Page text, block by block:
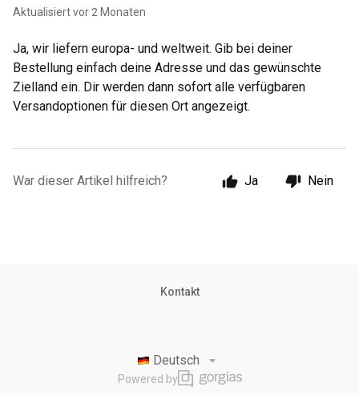
Aktualisiertvor 2 Monaten
Ja, wir liefern europa- und weltweit. Gib bei deiner
Bestellung einfach deine Adresse und das gewünschte
Zielland ein. Dir werden dann sofort alle verfügbaren
Versandoptionen für diesen Ort angezeigt.
War dieser Artikel hilfreich? Ja Nein
Kontakt
Powered by
Deutsch